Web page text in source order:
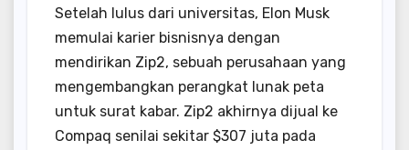
Setelah lulus dari universitas, Elon Musk
memulai karier bisnisnya dengan
mendirikan Zip2, sebuah perusahaan yang
mengembangkan perangkat lunak peta
untuk surat kabar. Zip2 akhirnya dijual ke
Compaq senilai sekitar $307 juta pada